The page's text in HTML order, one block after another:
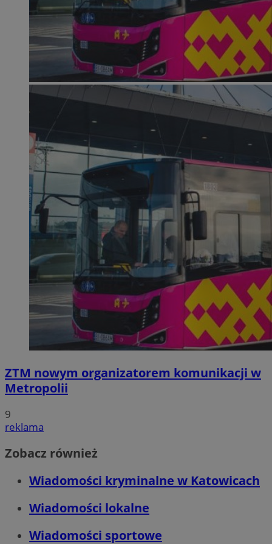
ZTM nowym organizatorem komunikacji w
Metropolii
9
reklama
Zobacz również
Wiadomości kryminalne w Katowicach
Wiadomości lokalne
Wiadomości sportowe